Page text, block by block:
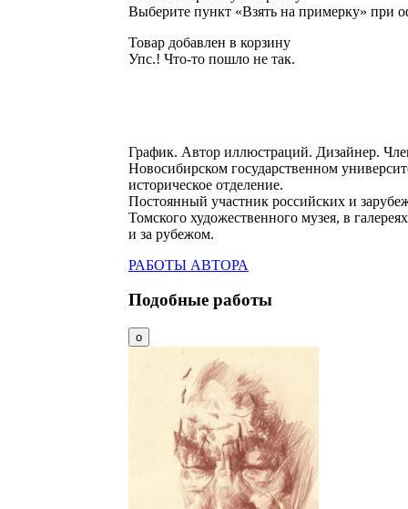
Выберите пункт «Взять на примерку» при
Товар добавлен в корзину
Упс.! Что-то пошло не так.
График. Автор иллюстраций. Дизайнер.
Новосибирском государственном
историческое отделение.
Постоянный участник российских и
Томского художественного музея, в
и за рубежом.
РАБОТЫ АВТОРА
Подобные работы